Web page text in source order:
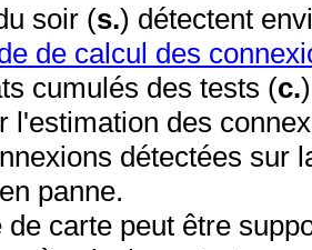
soir (s.) détectent
de calcul des
cumulés des tests (c.
des
détectées sur
panne.
carte peut être